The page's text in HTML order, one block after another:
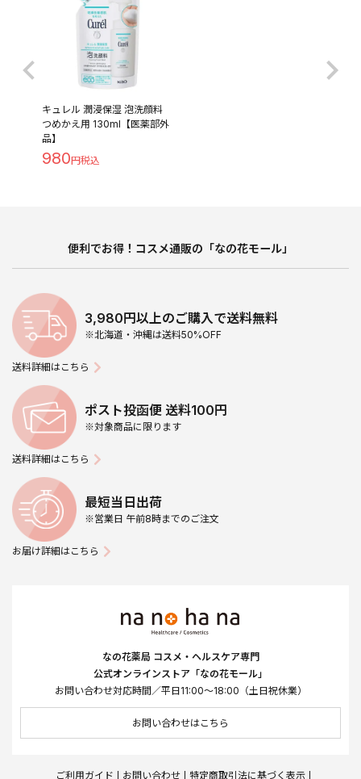
キュレル 潤浸保湿 泡洗顔料
つめかえ用 130ml【医薬部外
品】
980
便利でお得！コスメ通販の「なの花モール」
3,980円以上のご購入で送料無料
※北海道・沖縄は送料50%OFF
送料詳細はこちら
ポスト投函便 送料100円
※対象商品に限ります
送料詳細はこちら
最短当日出荷
※営業日 午前8時までのご注文
お届け詳細はこちら
なの花薬局 コスメ・ヘルスケア専門
公式オンラインストア「なの花モール」
お問い合わせ対応時間／平日11:00～18:00（土日祝休業）
お問い合わせはこちら
ご利用ガイド お問い合わせ 特定商取引法に基づく表示